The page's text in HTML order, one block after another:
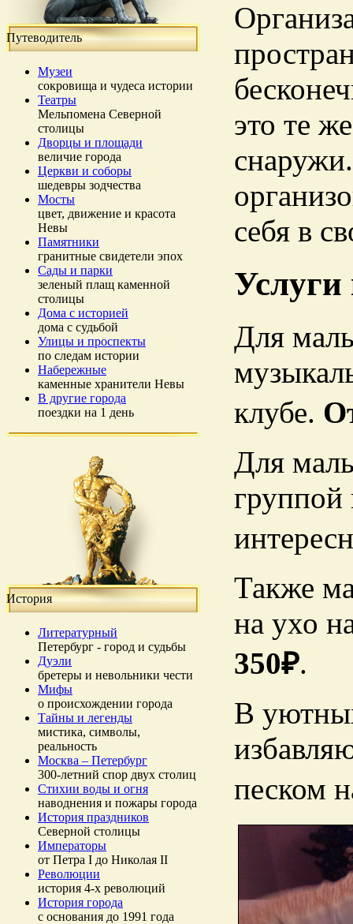
Путеводитель
Музеи
сокровища и чудеса истории
Театры
Мельпомена Северной
столицы
Дворцы и площади
величие города
Церкви и соборы
шедевры зодчества
Мосты
цвет, движение и красота
Невы
Памятники
гранитные свидетели эпох
Сады и парки
зеленый плащ каменной
столицы
Дома с историей
дома с судьбой
Улицы и проспекты
по следам истории
Набережные
каменные хранители Невы
В другие города
поездки на 1 день
История
Литературный
Петербург - город и судьбы
Дуэли
бретеры и невольники чести
Мифы
о происхождении города
Тайны и легенды
мистика, символы,
реальность
Москва – Петербург
300-летний спор двух столиц
Стихии воды и огня
наводнения и пожары города
История праздников
Северной столицы
Императоры
от Петра I до Николая II
Революции
история 4-х революций
История города
с основания до 1991 года
это те
себя в
Услуги
Для
клубе.
Для
группой
Также
на ухо
350₽.
В
песком